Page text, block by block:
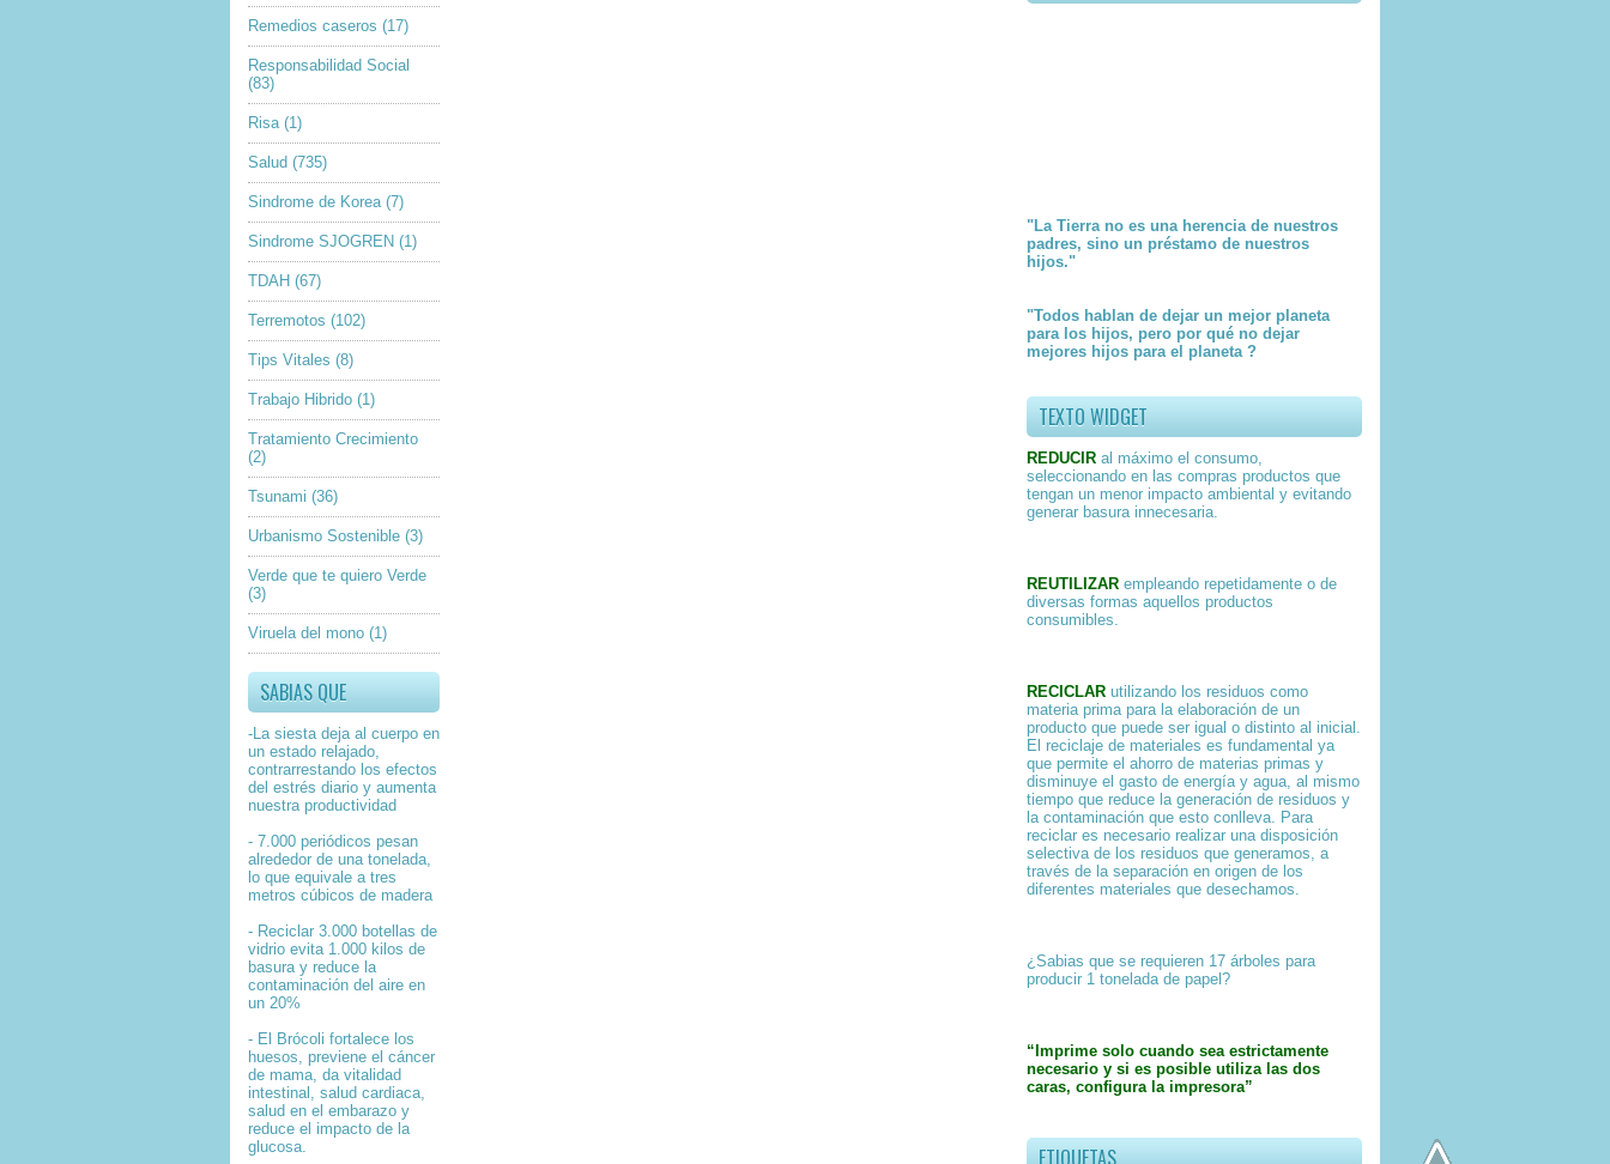
Remedios caseros (17)
Responsabilidad Social
(83)
Risa (1)
Salud (735)
Sindrome de Korea (7)
Sindrome SJOGREN (1)
TDAH (67)
Terremotos (102)
Tips Vitales (8)
Trabajo Hibrido (1)
Tratamiento Crecimiento
(2)
Tsunami (36)
Urbanismo Sostenible (3)
Verde que te quiero Verde
(3)
Viruela del mono (1)
SABIAS QUE
-La siesta deja al cuerpo en
un estado relajado,
contrarrestando los efectos
del estrés diario y aumenta
nuestra productividad
- 7.000 periódicos pesan
alrededor de una tonelada,
lo que equivale a tres
metros cúbicos de madera
- Reciclar 3.000 botellas de
vidrio evita 1.000 kilos de
basura y reduce la
contaminación del aire en
un 20%
- El Brócoli fortalece los
huesos, previene el cáncer
de mama, da vitalidad
intestinal, salud cardiaca,
salud en el embarazo y
reduce el impacto de la
glucosa.
"La Tierra no es una herencia de nuestros
padres, sino un préstamo de nuestros
hijos."
"Todos hablan de dejar un mejor planeta
para los hijos, pero por qué no dejar
mejores hijos para el planeta ?
TEXTO WIDGET
REDUCIR al máximo el consumo,
seleccionando en las compras productos que
tengan un menor impacto ambiental y evitando
generar basura innecesaria.
REUTILIZAR empleando repetidamente o de
diversas formas aquellos productos
consumibles.
RECICLAR utilizando los residuos como
materia prima para la elaboración de un
producto que puede ser igual o distinto al inicial.
El reciclaje de materiales es fundamental ya
que permite el ahorro de materias primas y
disminuye el gasto de energía y agua, al mismo
tiempo que reduce la generación de residuos y
la contaminación que esto conlleva. Para
reciclar es necesario realizar una disposición
selectiva de los residuos que generamos, a
través de la separación en origen de los
diferentes materiales que desechamos.
¿Sabias que se requieren 17 árboles para
producir 1 tonelada de papel?
“Imprime solo cuando sea estrictamente
necesario y si es posible utiliza las dos
caras, configura la impresora”